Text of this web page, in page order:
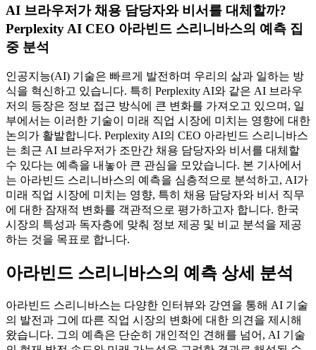
AI 브라우저가 채용 담당자와 비서를 대체할까?
Perplexity AI CEO 아라빈드 스리니바스의 예측 집
중 분석
인공지능(AI) 기술은 빠르게 발전하며 우리의 삶과 일하는 방
식을 혁신하고 있습니다. 특히 Perplexity AI와 같은 AI 브라우
저의 등장은 정보 접근 방식에 큰 변화를 가져오고 있으며, 일
부에서는 이러한 기술이 미래 직업 시장에 미치는 영향에 대한
논의가 활발합니다. Perplexity AI의 CEO 아라빈드 스리니바스
는 최근 AI 브라우저가 조만간 채용 담당자와 비서를 대체할
수 있다는 예측을 내놓아 큰 관심을 모았습니다. 본 기사에서
는 아라빈드 스리니바스의 예측을 심층적으로 분석하고, AI가
미래 직업 시장에 미치는 영향, 특히 채용 담당자와 비서 직무
에 대한 잠재적 변화를 객관적으로 평가하고자 합니다. 한국
시장의 특성과 독자층에 맞춰 정보 제공 및 비교 분석을 제공
하는 것을 목표로 합니다.
아라빈드 스리니바스의 예측 상세 분석
아라빈드 스리니바스는 다양한 인터뷰와 강연을 통해 AI 기술
의 발전과 그에 따른 직업 시장의 변화에 대한 의견을 제시해
왔습니다. 그의 예측은 단순히 개인적인 견해를 넘어, AI 기술